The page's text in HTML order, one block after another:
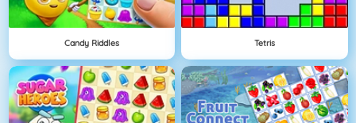
Candy Riddles Tetris